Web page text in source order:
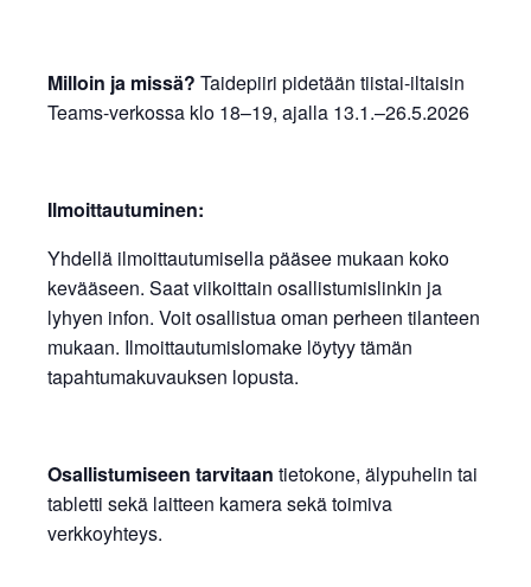
Milloin ja missä? Taidepiiri pidetään tiistai-iltaisin
Teams-verkossa klo 18–19, ajalla 13.1.–26.5.2026
Ilmoittautuminen:
Yhdellä ilmoittautumisella pääsee mukaan koko
kevääseen. Saat viikoittain osallistumislinkin ja
lyhyen infon. Voit osallistua oman perheen tilanteen
mukaan. Ilmoittautumislomake löytyy tämän
tapahtumakuvauksen lopusta.
Osallistumiseen tarvitaan tietokone, älypuhelin tai
tabletti sekä laitteen kamera sekä toimiva
verkkoyhteys.